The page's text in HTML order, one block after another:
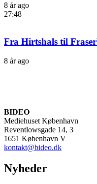
8 år ago
27:48
Fra Hirtshals til
8 år ago
BIDEO
Mediehuset København
Reventlowsgade 14, 3
1651 København V
kontakt@bideo.dk
Nyheder